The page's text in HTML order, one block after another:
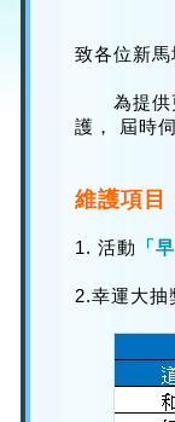
致各位新馬
為提供更
護， 屆時
維護項目
1. 活動 「
2.幸運大